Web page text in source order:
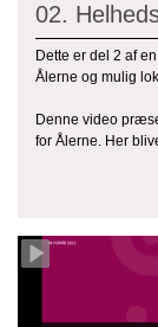
02.
Dette er del 2 af
Ålerne og mulig
Denne video
for Ålerne. Her